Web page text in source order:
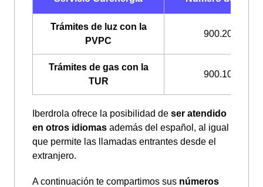
Trámites de luz con la
PVPC
900.200.708
Trámites de gas con la
TUR
900.100.309
Iberdrola ofrece la posibilidad de ser atendido
en otros idiomas además del español, al igual
que permite las llamadas entrantes desde el
extranjero.
A continuación te compartimos sus números